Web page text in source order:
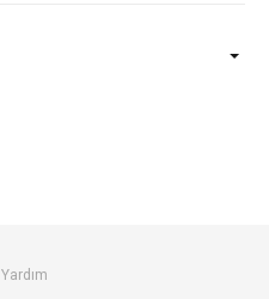
Yardım